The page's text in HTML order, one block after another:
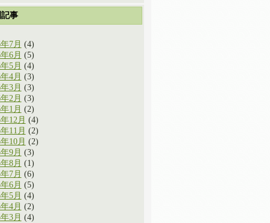
記事
7月 (4)
6月 (5)
5月 (4)
4月 (3)
3月 (3)
2月 (3)
1月 (2)
12月 (4)
11月 (2)
10月 (2)
9月 (3)
8月 (1)
7月 (6)
6月 (5)
5月 (4)
4月 (2)
3月 (4)